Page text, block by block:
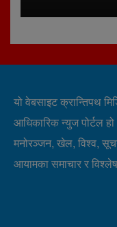
यो वेबसाइट क्रान्तिपथ
आधिकारिक न्युज पोर्टल हो
मनोरञ्जन, खेल, विश्व,
आयामका समाचार र